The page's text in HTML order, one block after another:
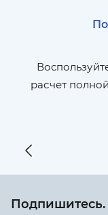
расчет
Подпишитесь.